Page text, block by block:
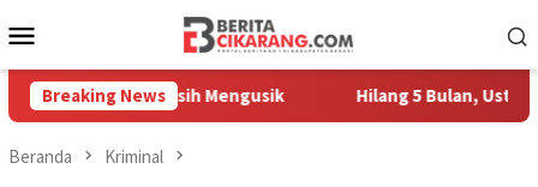
ke
Mobile
Breaking News
Masih Mengusik Hilang 5 Bulan, Ustadz Ujang
Beranda Kriminal